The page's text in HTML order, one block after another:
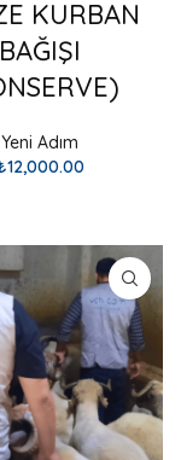
KURBAN
BAĞIŞI
Yeni Adım
12,000.00